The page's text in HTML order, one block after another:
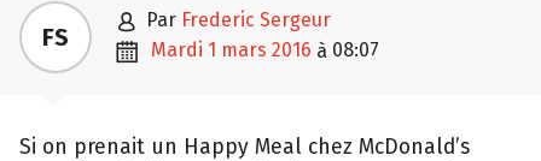
FS  par Frederic Sergeur
 mardi 1 mars 2016 à 08:07
Si on prenait un Happy Meal chez McDonald’s